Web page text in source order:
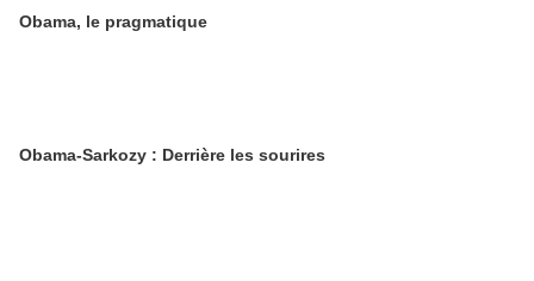
Obama, le pragmatique
Obama-Sarkozy : Derrière les sourires